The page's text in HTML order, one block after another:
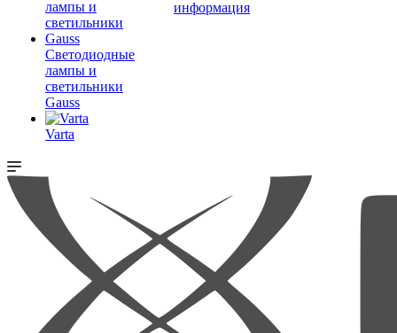
Светодиодные
лампы и
светильники
Gauss
Varta
информация